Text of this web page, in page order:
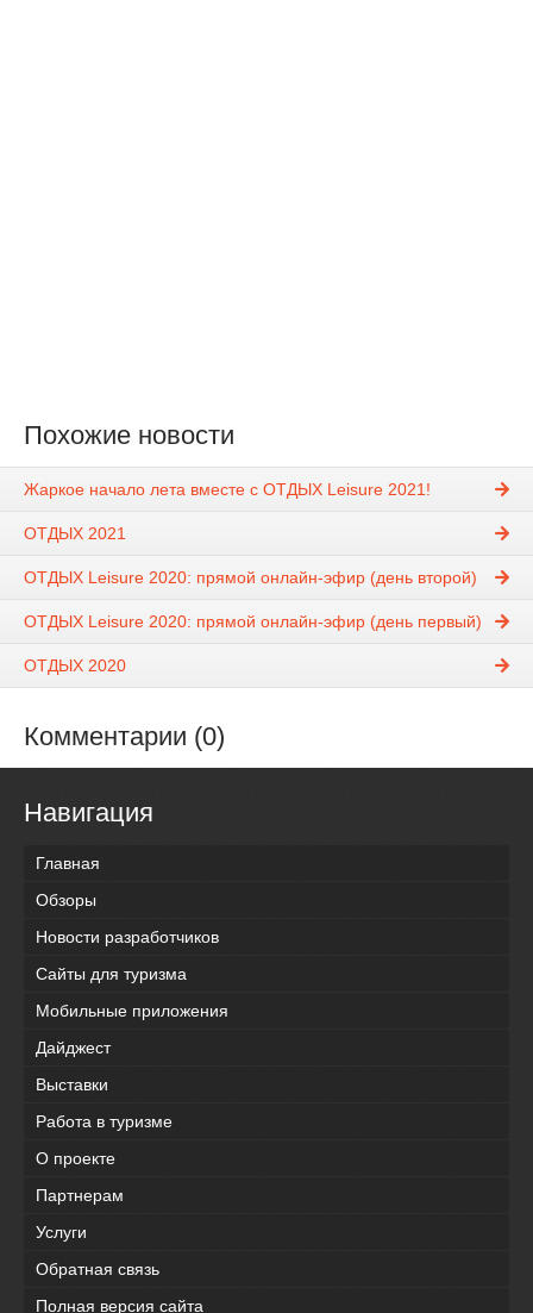
Похожие новости
Жаркое начало лета вместе с ОТДЫХ Leisure 2021!
ОТДЫХ 2021
ОТДЫХ Leisure 2020: прямой онлайн-эфир (день второй)
ОТДЫХ Leisure 2020: прямой онлайн-эфир (день первый)
ОТДЫХ 2020
Комментарии (0)
Навигация
Главная
Обзоры
Новости разработчиков
Сайты для туризма
Мобильные приложения
Дайджест
Выставки
Работа в туризме
О проекте
Партнерам
Услуги
Обратная связь
Полная версия сайта